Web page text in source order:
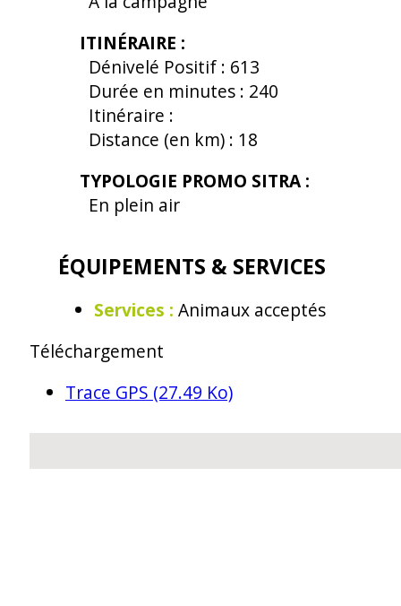
ITINÉRAIRE :
Dénivelé Positif : 613
Durée en minutes : 240
Itinéraire :
Distance (en km) : 18
TYPOLOGIE PROMO SITRA :
En plein air
ÉQUIPEMENTS & SERVICES
Services : Animaux acceptés
Téléchargement
Trace GPS (27.49 Ko)